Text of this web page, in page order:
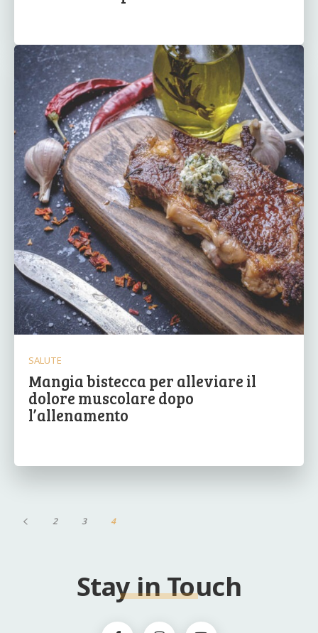
SALUTE
Mangia bistecca per alleviare il
dolore muscolare dopo
l’allenamento
2 3 4
Stay in Touch